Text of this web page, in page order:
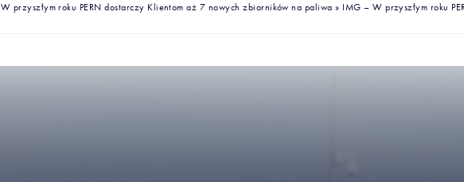
W przyszłym roku PERN dostarczy Klientom aż 7 nowych zbiorników na paliwa » IMG – W przyszłym roku